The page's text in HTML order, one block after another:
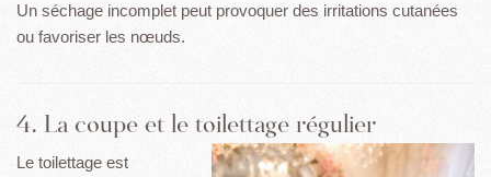
Un séchage incomplet peut provoquer des irritations cutanées
ou favoriser les nœuds.
4. La coupe et le toilettage régulier
Le toilettage est